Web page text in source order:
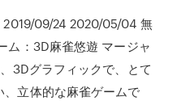
09/24 2020/05/04 無
ム：3D麻雀悠遊 マージャ
3Dグラフィックで、とて
、立体的な麻雀ゲームで